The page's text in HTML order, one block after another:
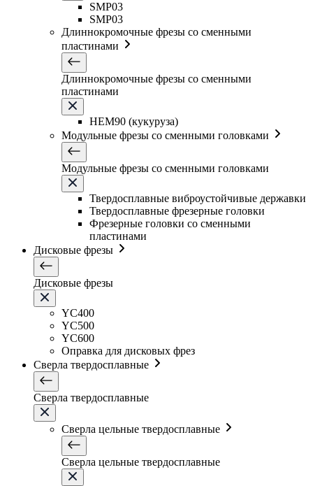
SMP03
SMP03
Длиннокромочные фрезы со сменными
пластинами
Длиннокромочные фрезы со сменными
пластинами
HEM90 (кукуруза)
Модульные фрезы со сменными головками
Модульные фрезы со сменными головками
Твердосплавные виброустойчивые державки
Твердосплавные фрезерные головки
Фрезерные головки со сменными
пластинами
Дисковые фрезы
Дисковые фрезы
YC400
YC500
YC600
Оправка для дисковых фрез
Сверла твердосплавные
Сверла твердосплавные
Сверла цельные твердосплавные
Сверла цельные твердосплавные